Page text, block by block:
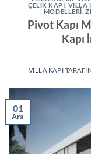
ÇELIK KAPI VILLA
MODELLERI ,
Pivot Kapı
Kapı
VILLA KAPI
01
Ara